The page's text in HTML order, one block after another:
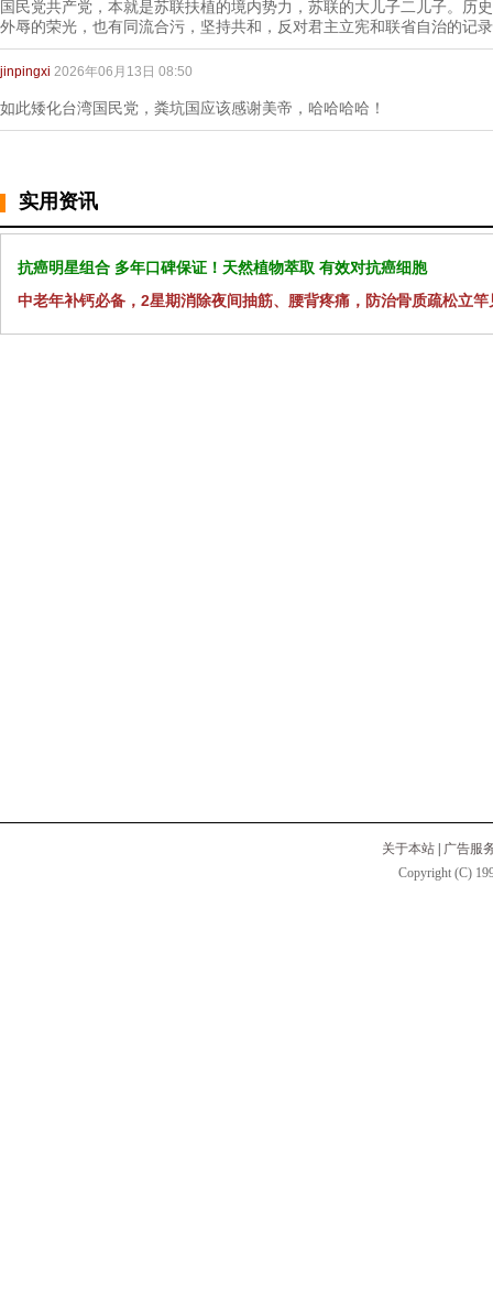
国民党共产党，本就是苏联扶植的境内势力，苏联的大儿子二儿子。历
外辱的荣光，也有同流合污，坚持共和，反对君主立宪和联省自治的记
jinpingxi 2026年06月13日 08:50
如此矮化台湾国民党，粪坑国应该感谢美帝，哈哈哈哈！
实用资讯
抗癌明星组合 多年口碑保证！天然植物萃取 有效对抗癌细胞
中老年补钙必备，2星期消除夜间抽筋、腰背疼痛，防治骨质疏松立竿
关于本站
广告服
Copyright (C)